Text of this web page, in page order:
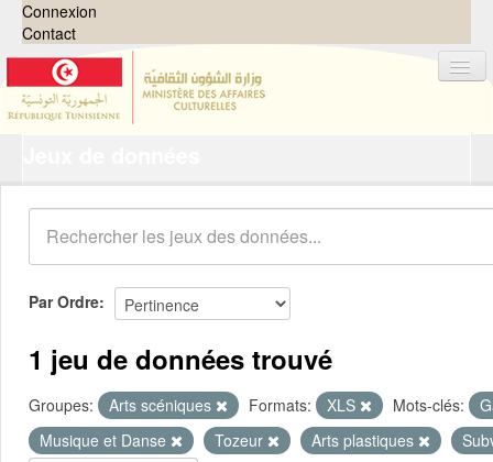
Connexion
Contact
Organisations
Groupes
Demandes 0
À propos
Par Ordre
1 jeu de données trouvé
Groupes: Arts scéniques Formats: XLS Mots-clés:
Musique et Danse
Tozeur Arts plastiques